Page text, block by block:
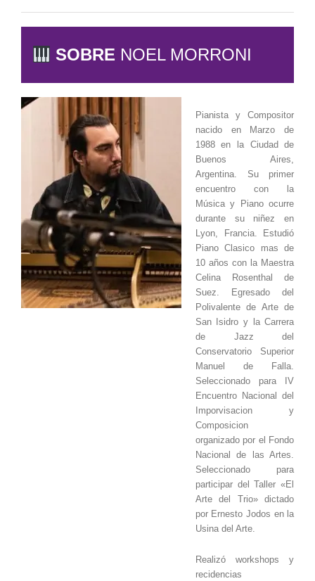
SOBRE NOEL MORRONI
Pianista y Compositor
nacido en Marzo de
1988 en la Ciudad de
Buenos Aires,
Argentina. Su primer
encuentro con la
Música y Piano ocurre
durante su niñez en
Lyon, Francia. Estudió
Piano Clasico mas de
10 años con la Maestra
Celina Rosenthal de
Suez.
Egresado del
Polivalente de Arte de
San Isidro y la Carrera
de Jazz del
Conservatorio Superior
Manuel de Falla.
Seleccionado para IV
Encuentro Nacional del
Imporvisacion y
Composicion
organizado por el Fondo
Nacional de las Artes.
Seleccionado para
participar del Taller «El
Arte del Trio» dictado
por Ernesto Jodos en la
Usina del Arte.
Realizó workshops y
recidencias